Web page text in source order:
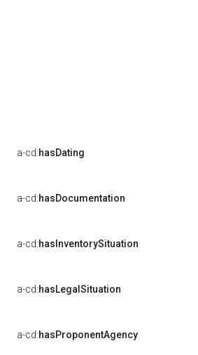
a-cd:hasDating
a-cd:hasDocumentation
a-cd:hasInventorySituation
a-cd:hasLegalSituation
a-cd:hasProponentAgency